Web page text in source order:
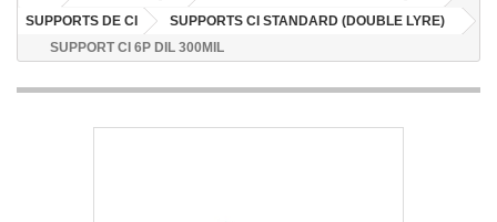
SUPPORTS DE CI
SUPPORTS CI STANDARD (DOUBLE LYRE)
SUPPORT CI 6P DIL 300MIL